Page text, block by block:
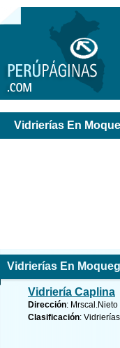
Vidrierías En
Vidrierías En
Vidriería Caplina
Dirección:
Clasificación: Vidrierías